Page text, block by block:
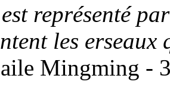
représenté
les
Mingming -